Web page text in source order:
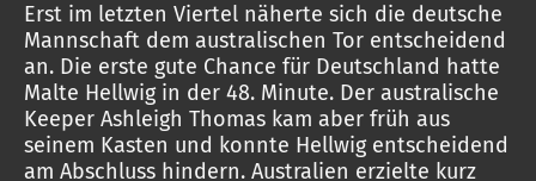
Erst im letzten Viertel näherte sich die deutsche
Mannschaft dem australischen Tor entscheidend
an. Die erste gute Chance für Deutschland hatte
Malte Hellwig in der 48. Minute. Der australische
Keeper Ashleigh Thomas kam aber früh aus
seinem Kasten und konnte Hellwig entscheidend
am Abschluss hindern. Australien erzielte kurz